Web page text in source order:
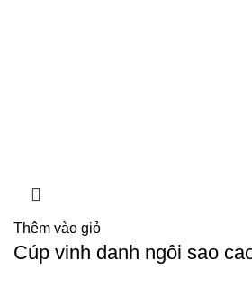
Thêm vào giỏ
Cúp vinh danh ngôi sao